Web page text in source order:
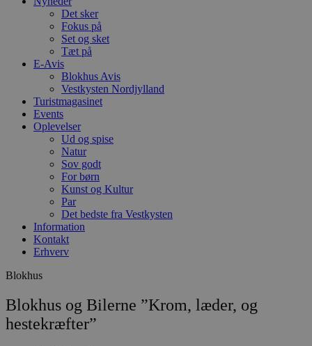
Det sker
Fokus på
Set og sket
Tæt på
E-Avis
Blokhus Avis
Vestkysten Nordjylland
Turistmagasinet
Events
Oplevelser
Ud og spise
Natur
Sov godt
For børn
Kunst og Kultur
Par
Det bedste fra Vestkysten
Information
Kontakt
Erhverv
Blokhus
Blokhus og Bilerne ”Krom, læder, og
hestekræfter”